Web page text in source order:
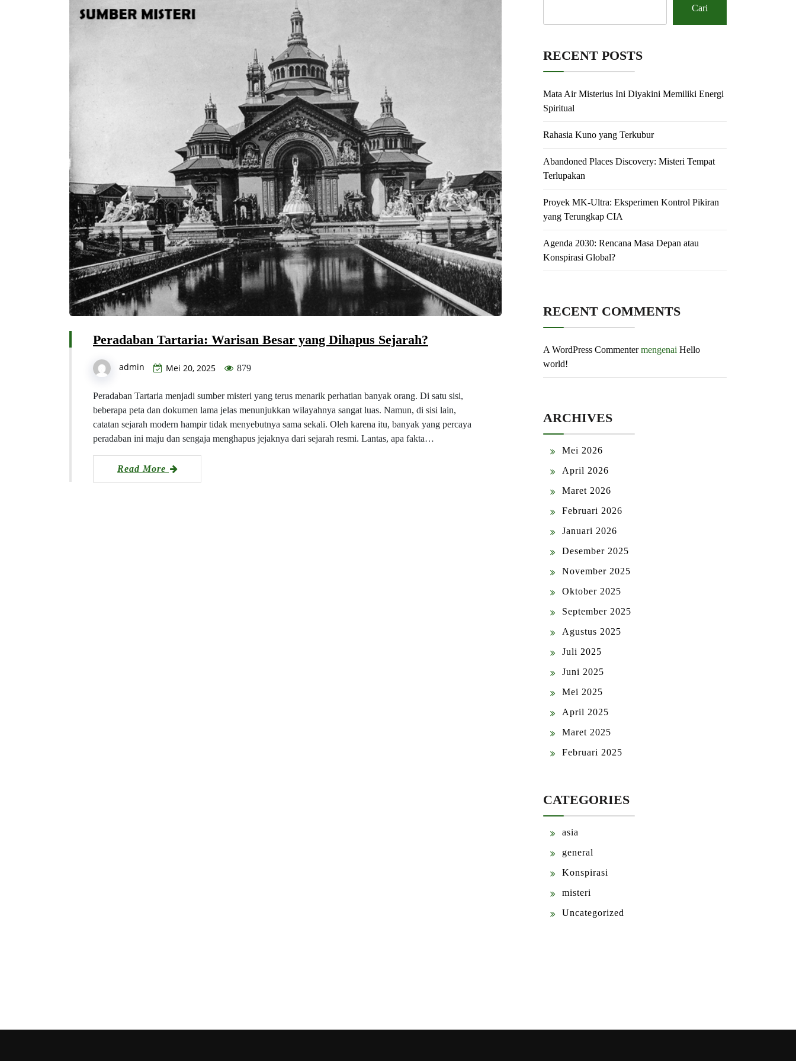
Peradaban Tartaria: Warisan Besar yang Dihapus Sejarah?
admin Mei 20, 2025 879
Peradaban Tartaria menjadi sumber misteri yang terus menarik perhatian banyak orang. Di satu sisi,
beberapa peta dan dokumen lama jelas menunjukkan wilayahnya sangat luas. Namun, di sisi lain,
catatan sejarah modern hampir tidak menyebutnya sama sekali. Oleh karena itu, banyak yang percaya
peradaban ini maju dan sengaja menghapus jejaknya dari sejarah resmi. Lantas, apa fakta…
Read More
Cari
RECENT POSTS
Mata Air Misterius Ini Diyakini Memiliki Energi
Spiritual
Rahasia Kuno yang Terkubur
Abandoned Places Discovery: Misteri Tempat
Terlupakan
Proyek MK-Ultra: Eksperimen Kontrol Pikiran
yang Terungkap CIA
Agenda 2030: Rencana Masa Depan atau
Konspirasi Global?
RECENT COMMENTS
A WordPress Commentermengenai Hello
world!
ARCHIVES
Mei 2026
April 2026
Maret 2026
Februari 2026
Januari 2026
Desember 2025
November 2025
Oktober 2025
September 2025
Agustus 2025
Juli 2025
Juni 2025
Mei 2025
April 2025
Maret 2025
Februari 2025
CATEGORIES
asia
general
Konspirasi
misteri
Uncategorized